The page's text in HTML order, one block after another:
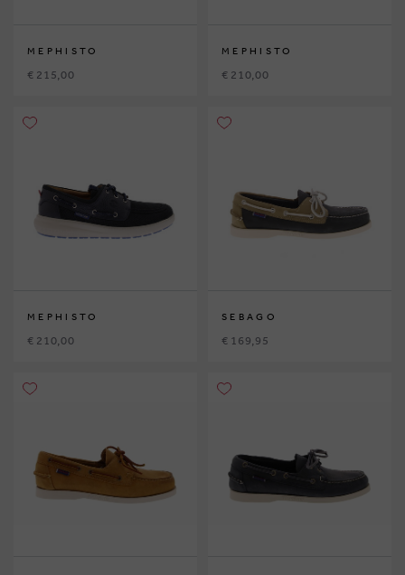
MEPHISTO
€ 215,00
MEPHISTO
€ 210,00
MEPHISTO
€ 210,00
SEBAGO
€ 169,95